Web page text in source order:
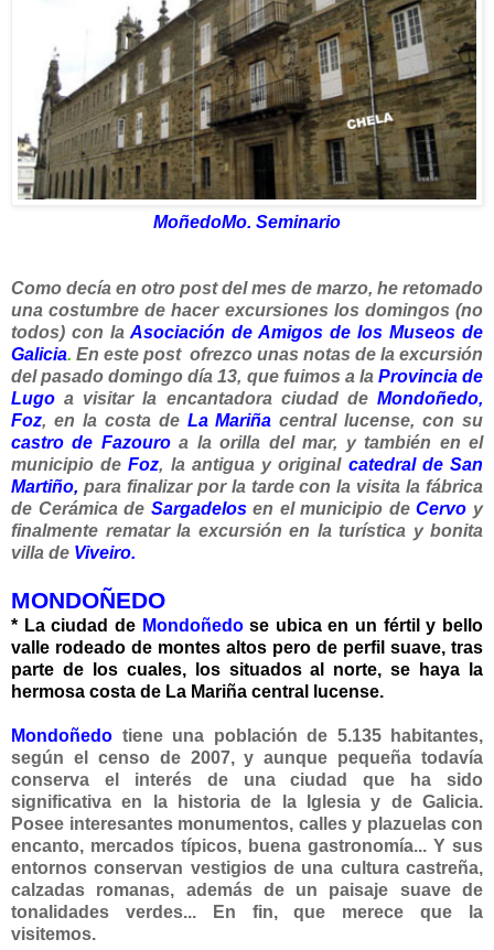
MoñedoMo. Seminario
Como decía en otro post del mes de marzo, he retomado
una costumbre de hacer excursiones los domingos (no
todos) con la Asociación de Amigos de los Museos de
Galicia. En este post ofrezco unas notas de la excursión
del pasado domingo día 13, que fuimos a la Provincia de
Lugo a visitar la encantadora ciudad de Mondoñedo,
Foz, en la costa de La Mariña central lucense, con su
castro de Fazouro a la orilla del mar, y también en el
municipio deFoz, la antigua y original catedral de San
Martiño, para finalizar por la tarde con la visita la fábrica
de Cerámica de Sargadelosen el municipio deCervo y
finalmente rematar la excursión en la turística y bonita
villa de Viveiro.
MONDOÑEDO
* La ciudad de Mondoñedose ubica en un fértil y bello
valle rodeado de montes altos pero de perfil suave, tras
parte de los cuales, los situados al norte, se haya la
hermosa costa de La Mariña central lucense.
Mondoñedo tiene una población de 5.135 habitantes,
según el censo de 2007, y aunque pequeña todavía
conserva el interés de una ciudad que ha sido
significativa en la historia de la Iglesia y deGalicia.
Posee interesantes monumentos, calles y plazuelas con
encanto, mercados típicos, buena gastronomía... Y sus
entornos conservan vestigios de una cultura castreña,
calzadas romanas, además de un paisaje suave de
tonalidades verdes... En fin, que merece que la
visitemos.